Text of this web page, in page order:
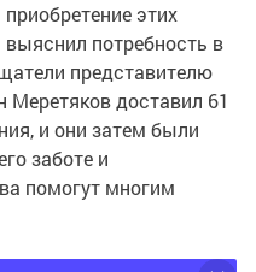
этих
потребность в
представителю
Меретяков доставил 61
и они затем были
заботе и
помогут многим